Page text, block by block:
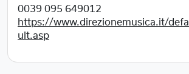
0039 095 649012
https://www.direzionemusica.it/defa
ult.asp